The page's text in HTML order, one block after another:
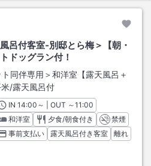
呂付客室‐別邸とら梅＞【朝・
ドッグラン付！
同伴専用＞和洋室【露天風呂＋
/露天風呂付
INチェックイン
14:00 ～ | OUT チェックアウト
～11:00
和洋室
夕食/朝食付き
禁煙
事前支払い
露天風呂付き客室 離れ